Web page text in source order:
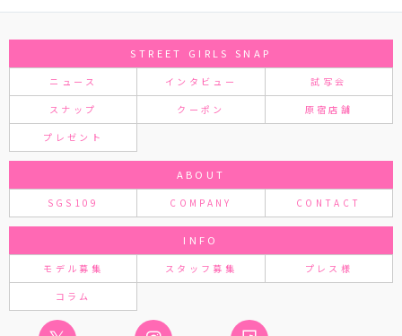
STREET GIRLS SNAP
ニュース インタビュー 試写会
スナップ クーポン 原宿店舗
プレゼント
ABOUT
SGS109 COMPANY CONTACT
INFO
モデル募集 スタッフ募集 プレス様
コラム